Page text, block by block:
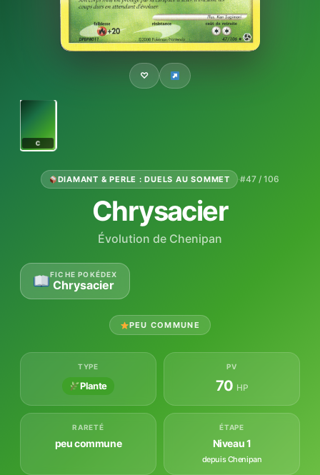
♡
C
DIAMANT & PERLE : DUELS AU SOMMET ·#47 / 106
Chrysacier
Évolution de Chenipan
FICHE POKÉDEX
Chrysacier
PEU COMMUNE
TYPE
Plante
PV
70 HP
RARETÉ
peu commune
ÉTAPE
Niveau 1
depuis Chenipan